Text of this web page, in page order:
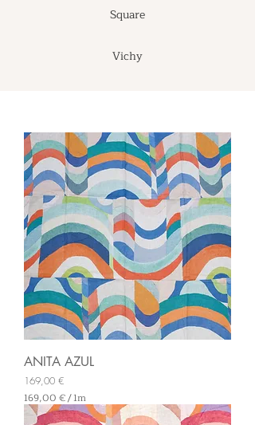
Square
Vichy
ANITA AZUL
Preis
169,00 €
169,00 €/1m
1